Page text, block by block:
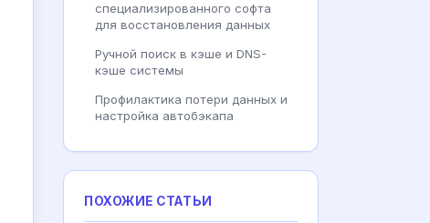
специализированного софта
для восстановления данных
Ручной поиск в кэше и DNS-
кэше системы
Профилактика потери данных и
настройка автобэкапа
ПОХОЖИЕ СТАТЬИ